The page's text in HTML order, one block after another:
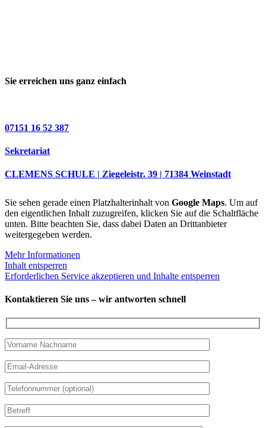
Sie erreichen uns ganz einfach
07151 16 52 387
Sekretariat
CLEMENS SCHULE | Ziegeleistr. 39 | 71384 Weinstadt
Sie sehen gerade einen Platzhalterinhalt von Google Maps. Um auf
den eigentlichen Inhalt zuzugreifen, klicken Sie auf die Schaltfläche
unten. Bitte beachten Sie, dass dabei Daten an Drittanbieter
weitergegeben werden.
Mehr Informationen
Inhalt entsperren
Erforderlichen Service akzeptieren und Inhalte entsperren
Kontaktieren Sie uns – wir antworten schnell